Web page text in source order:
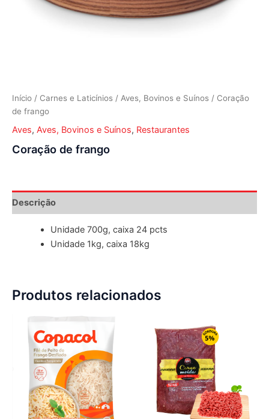
Início / Carnes e Laticínios / Aves, Bovinos e Suínos / Coração
de frango
Aves, Aves, Bovinos e Suínos, Restaurantes
Coração de frango
Descrição
Unidade 700g, caixa 24 pcts
Unidade 1kg, caixa 18kg
Produtos relacionados